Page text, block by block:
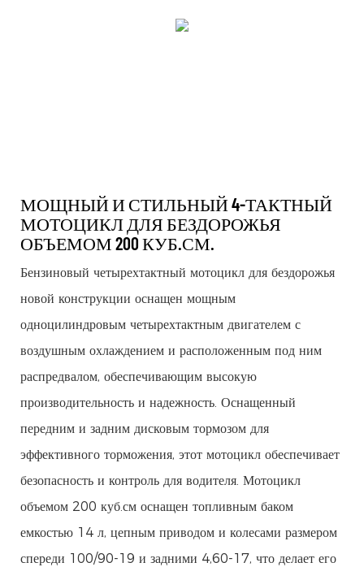
МОЩНЫЙ И СТИЛЬНЫЙ 4-ТАКТНЫЙ
МОТОЦИКЛ ДЛЯ БЕЗДОРОЖЬЯ
ОБЪЕМОМ 200 КУБ.СМ.
Бензиновый четырехтактный мотоцикл для бездорожья
новой конструкции оснащен мощным
одноцилиндровым четырехтактным двигателем с
воздушным охлаждением и расположенным под ним
распредвалом, обеспечивающим высокую
производительность и надежность. Оснащенный
передним и задним дисковым тормозом для
эффективного торможения, этот мотоцикл обеспечивает
безопасность и контроль для водителя. Мотоцикл
объемом 200 куб.см оснащен топливным баком
емкостью 14 л, цепным приводом и колесами размером
спереди 100/90-19 и задними 4,60-17, что делает его